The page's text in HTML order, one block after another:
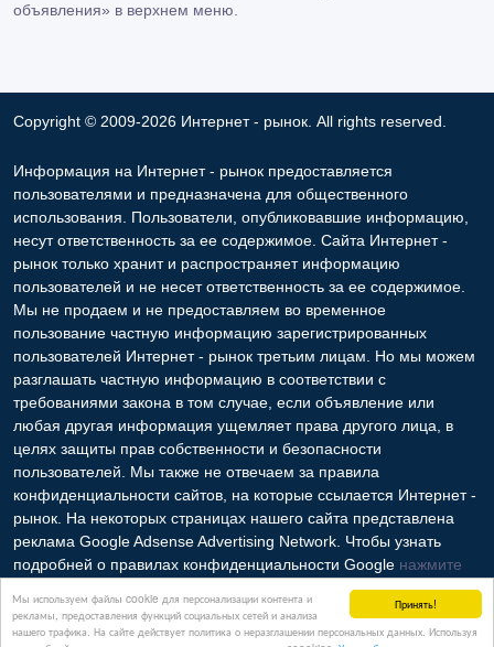
Принять!
Мы используем файлы cookie для персонализации контента и
рекламы, предоставления функций социальных сетей и анализа
нашего трафика. На сайте действует политика о неразглашении персональных данных. Используя
объявления» в верхнем меню.
Copyright © 2009-2026 Интернет - рынок. All rights reserved.
Информация на Интернет - рынок предоставляется
пользователями и предназначена для общественного
использования. Пользователи, опубликовавшие информацию,
несут ответственность за ее содержимое. Сайта Интернет -
рынок только хранит и распространяет информацию
пользователей и не несет ответственность за ее содержимое.
Мы не продаем и не предоставляем во временное
пользование частную информацию зарегистрированных
пользователей Интернет - рынок третьим лицам. Но мы можем
разглашать частную информацию в соответствии с
требованиями закона в том случае, если объявление или
любая другая информация ущемляет права другого лица, в
целях защиты прав собственности и безопасности
пользователей. Мы также не отвечаем за правила
конфиденциальности сайтов, на которые ссылается Интернет -
рынок. На некоторых страницах нашего сайта представлена
реклама Google Adsense Advertising Network. Чтобы узнать
подробней о правилах конфиденциальности Google нажмите